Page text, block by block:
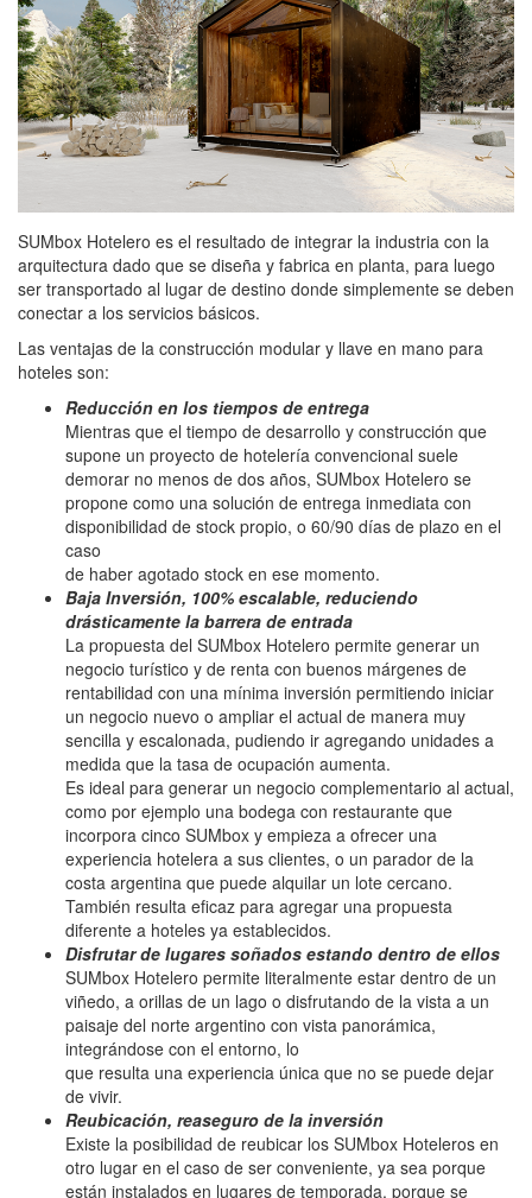
SUMbox Hotelero es el resultado de integrar la industria con la
arquitectura dado que se diseña y fabrica en planta, para luego
ser transportado al lugar de destino donde simplemente se deben
conectar a los servicios básicos.
Las ventajas de la construcción modular y llave en mano para
hoteles son:
Reducción en los tiempos de entrega
Mientras que el tiempo de desarrollo y construcción que
supone un proyecto de hotelería convencional suele
demorar no menos de dos años, SUMbox Hotelero se
propone como una solución de entrega inmediata con
disponibilidad de stock propio, o 60/90 días de plazo en el
caso
de haber agotado stock en ese momento.
Baja Inversión, 100% escalable, reduciendo
drásticamente la barrera de entrada
La propuesta del SUMbox Hotelero permite generar un
negocio turístico y de renta con buenos márgenes de
rentabilidad con una mínima inversión permitiendo iniciar
un negocio nuevo o ampliar el actual de manera muy
sencilla y escalonada, pudiendo ir agregando unidades a
medida que la tasa de ocupación aumenta.
Es ideal para generar un negocio complementario al actual,
como por ejemplo una bodega con restaurante que
incorpora cinco SUMbox y empieza a ofrecer una
experiencia hotelera a sus clientes, o un parador de la
costa argentina que puede alquilar un lote cercano.
También resulta eficaz para agregar una propuesta
diferente a hoteles ya establecidos.
Disfrutar de lugares soñados estando dentro de ellos
SUMbox Hotelero permite literalmente estar dentro de un
viñedo, a orillas de un lago o disfrutando de la vista a un
paisaje del norte argentino con vista panorámica,
integrándose con el entorno, lo
que resulta una experiencia única que no se puede dejar
de vivir.
Reubicación, reaseguro de la inversión
Existe la posibilidad de reubicar los SUMbox Hoteleros en
otro lugar en el caso de ser conveniente, ya sea porque
están instalados en lugares de temporada, porque se